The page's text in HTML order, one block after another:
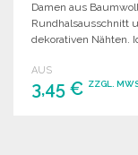
Damen aus
Rundhalsausschnitt
dekorativen Nähten.
AUS
3,45 € ZZGL.